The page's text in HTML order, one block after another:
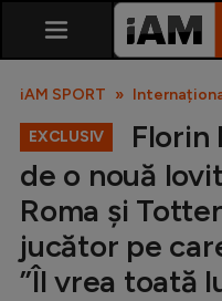
SuperLiga
iAM SPORT
EXCLUSIV
Florin
de o nouă
Roma și
jucător pe
”Îl vrea toată